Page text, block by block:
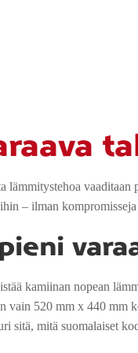
lämmitystehoa
– ilman kompromisseja
kamiinan nopean
vain 520 mm x 440 mm
sitä, mitä suomalaiset